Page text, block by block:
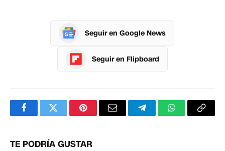
Seguir en Google News
Seguir en Flipboard
FacebookTwitterPinterestCorreoTelegramWhatsApp
TE PODRÍA GUSTAR